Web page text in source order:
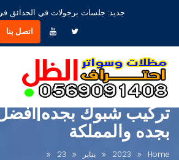
مظلات جلسات حدائق أشكال مودرن
اتصل بنا
تركيب شبوك
بجده والمملكة
Home
2023 يناير
23